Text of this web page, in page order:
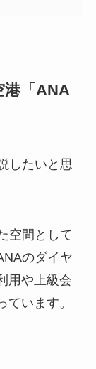
港「ANA
したいと思
空間として
のダイヤ
用や上級会
います。